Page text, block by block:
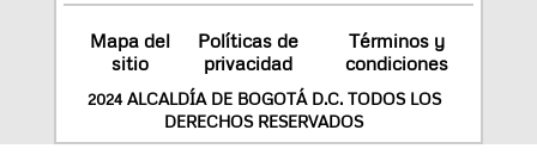
Mapa del
sitio
Políticas de
privacidad
Términos y
condiciones
2024 ALCALDÍA DE BOGOTÁ D.C. TODOS LOS
DERECHOS RESERVADOS